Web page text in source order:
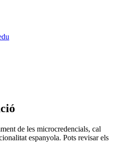
de les microcredencials, cal
espanyola. Pots revisar els